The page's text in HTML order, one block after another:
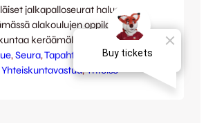
jalkapalloseurat haluavat
alakoulujen oppilaiden
keräämällä jokaiselle
jalkapallon
Laita pallot kiertoon
, Seura, Tapahtumat Uutiset,
Yhteiskuntavastuu, Yhteisö